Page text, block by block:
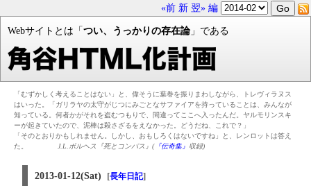
«前 新 翌» 編
Webサイトとは「 つい、うっかりの存在論」である
「むずかしく考えることはない」と、偉そうに葉巻を振りまわしながら、トレヴィラヌス
はいった。「ガリラヤの太守がじつにみごとなサファイアを持っていることは、みんなが
知っている。何者かがそれを盗むつもりで、間違ってここへ入ったんだ。ヤルモリンスキ
ーが起きていたので、泥棒は殺さざるをえなかった。どうだね、これで？」
「そのとおりかもしれません。しかし、おもしろくはないですね」と、レンロットは答え
た。
J.L.ボルヘス『死とコンパス』(『伝奇集』 収録)
2013-01-12(Sat) [長年日記]